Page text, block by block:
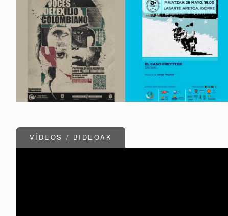
VÍDEOS / BIDEOAK